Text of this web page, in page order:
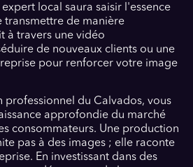
local saura saisir l'essence
transmettre de manière
à travers une vidéo
de nouveaux clients ou une
pour renforcer votre image
professionnel du Calvados, vous
approfondie du marché
consommateurs. Une production
pas à des images ; elle raconte
En investissant dans des